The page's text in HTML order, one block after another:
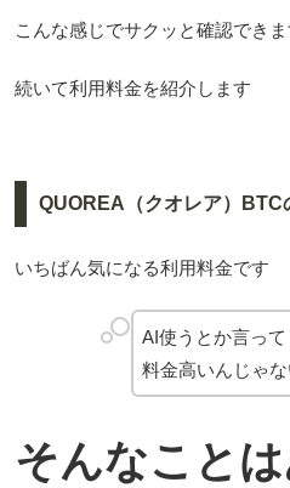
こんな感じでサクッと確認できま
続いて利用料金を紹介します
QUOREA（クオレア）BTC
いちばん気になる利用料金です
AI使うとか言って
料金高いんじゃな
そんなこと